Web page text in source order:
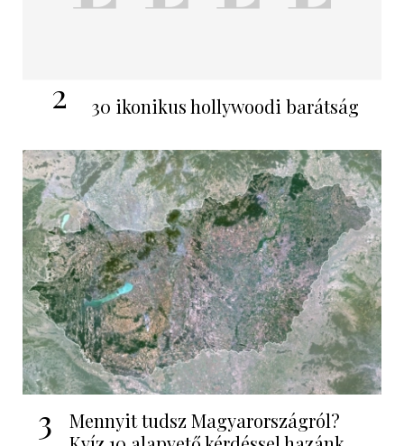
2 30 ikonikus hollywoodi barátság
3
Mennyit tudsz Magyarországról?